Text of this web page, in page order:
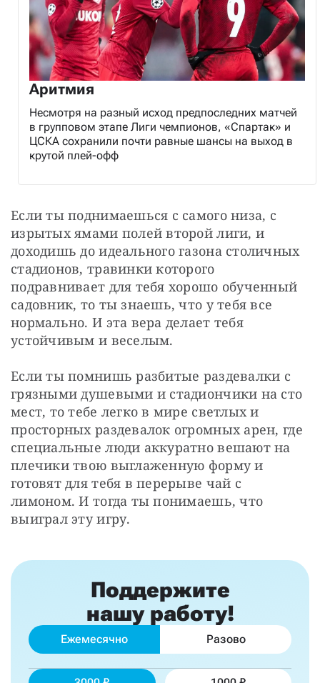
Аритмия
Несмотря на разный исход предпоследних матчей
в групповом этапе Лиги чемпионов, «Спартак» и
ЦСКА сохранили почти равные шансы на выход в
крутой плей-офф
Если ты поднимаешься с самого низа, с
изрытых ямами полей второй лиги, и
доходишь до идеального газона столичных
стадионов, травинки которого
подравнивает для тебя хорошо обученный
садовник, то ты знаешь, что у тебя все
нормально. И эта вера делает тебя
устойчивым и веселым.
Если ты помнишь разбитые раздевалки с
грязными душевыми и стадиончики на сто
мест, то тебе легко в мире светлых и
просторных раздевалок огромных арен, где
специальные люди аккуратно вешают на
плечики твою выглаженную форму и
готовят для тебя в перерыве чай с
лимоном. И тогда ты понимаешь, что
выиграл эту игру.
Поддержите
нашу работу!
Ежемесячно Разово